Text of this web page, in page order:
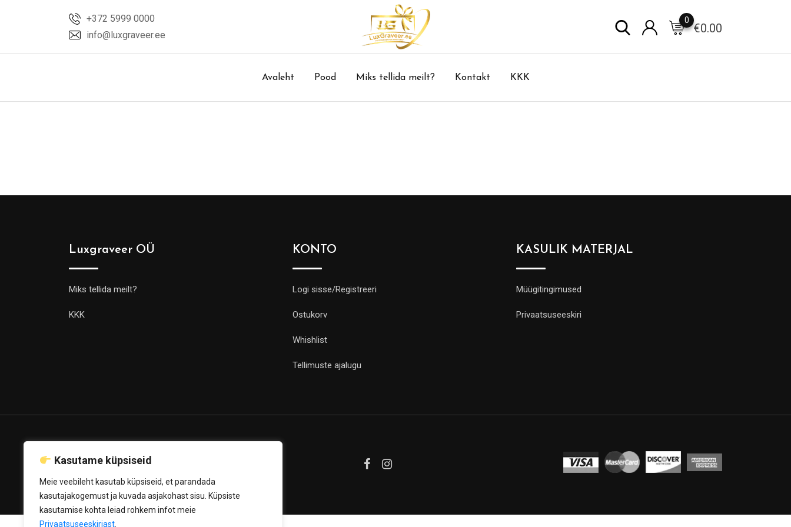
Kasutame küpsiseid
Meie veebileht kasutab küpsiseid, et parandada
kasutajakogemust ja kuvada asjakohast sisu. Küpsiste
kasutamise kohta leiad rohkem infot meie
Privaatsuseeskirjast
+372 5999 0000
info@luxgraveer.ee
€0.00
0
Avaleht Pood Miks tellida meilt? Kontakt KKK
Luxgraveer OÜ
Miks tellida meilt?
KKK
KONTO
Logi sisse/Registreeri
Ostukorv
Whishlist
Tellimuste ajalugu
KASULIK MATERJAL
Müügitingimused
Privaatsuseeskiri
© Copyright Luxgraveer.ee 2020
Mediahost OÜ